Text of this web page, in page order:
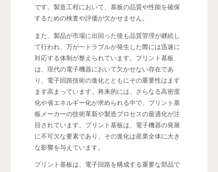
です。製造工程において、基板の品質や性能を確保
するための検査や評価が欠かせません。
また、製品が市場に出回った後も品質管理が継続し
て行われ、万が一トラブルが発生した際には迅速に
対応する体制が整えられています。プリント基板
は、現代の電子機器において欠かせない存在であ
り、電子回路技術の進化とともにその重要性はます
ます高まっています。将来的には、さらなる高密度
化や省エネルギー化が求められる中で、プリント基
板メーカーの技術革新や製造プロセスの最適化が注
目されています。プリント基板は、電子機器の発展
に不可欠な要素であり、その進化は産業全体に大き
な影響を与えています。
プリント基板は、電子回路を構成する重要な部品で